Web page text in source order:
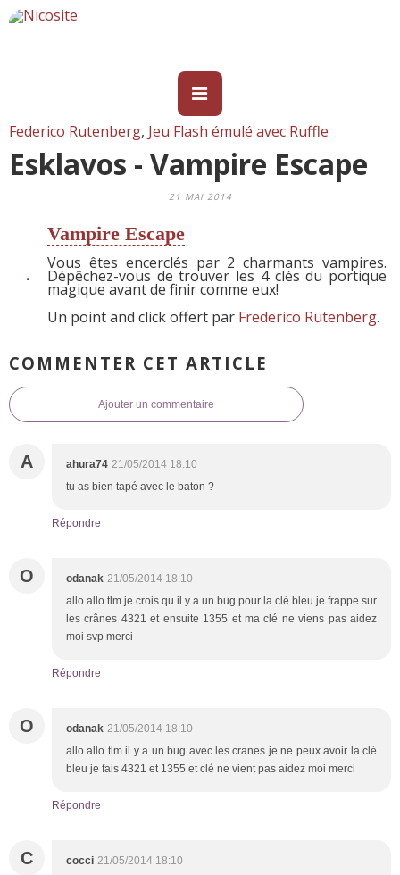
Federico Rutenberg, Jeu Flash émulé avec Ruffle
Esklavos - Vampire Escape
21 MAI 2014
Vampire Escape
Vous êtes encerclés par 2 charmants vampires.
Dépêchez-vous de trouver les 4 clés du portique
magique avant de finir comme eux!
Un point and click offert par Frederico Rutenberg.
COMMENTER CET ARTICLE
Ajouter un commentaire
A ahura74 21/05/2014 18:10
tu as bien tapé avec le baton ?
Répondre
O odanak 21/05/2014 18:10
allo allo tlm je crois qu il y a un bug pour la clé bleu je frappe sur
les crânes 4321 et ensuite 1355 et ma clé ne viens pas aidez
moi svp merci
Répondre
O odanak 21/05/2014 18:10
allo allo tlm il y a un bug avec les cranes je ne peux avoir la clé
bleu je fais 4321 et 1355 et clé ne vient pas aidez moi merci
Répondre
C cocci 21/05/2014 18:10